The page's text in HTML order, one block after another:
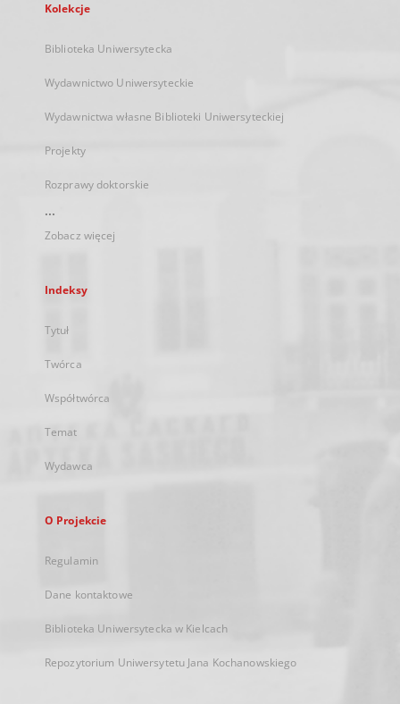
Kolekcje
Biblioteka Uniwersytecka
Wydawnictwo Uniwersyteckie
Wydawnictwa własne Biblioteki Uniwersyteckiej
Projekty
Rozprawy doktorskie
...
Zobacz więcej
Indeksy
Tytuł
Twórca
Współtwórca
Temat
Wydawca
O Projekcie
Regulamin
Dane kontaktowe
Biblioteka Uniwersytecka w Kielcach
Repozytorium Uniwersytetu Jana Kochanowskiego